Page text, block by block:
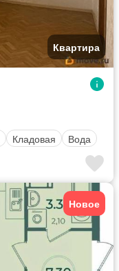
Квартира
Кладовая Вода
Новое